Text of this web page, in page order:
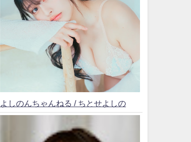
よしのんちゃんねる / ちとせよしの